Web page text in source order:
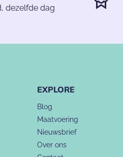
dezelfde dag
EXPLORE
Blog
Maatvoering
Nieuwsbrief
Over ons